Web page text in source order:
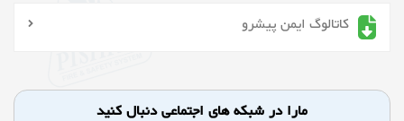
کاتالوگ ایمن پیشرو
مارا در شبکه های اجتماعی دنبال کنید